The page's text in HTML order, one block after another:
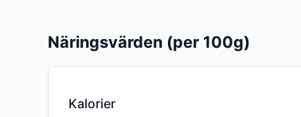
Näringsvärden (per 100g)
Kalorier